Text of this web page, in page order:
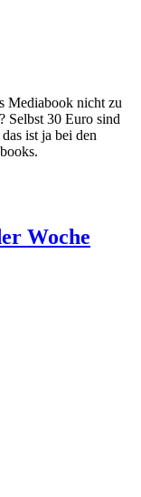
Mediabook nicht zu
Selbst 30 Euro sind
ist ja bei den
Woche